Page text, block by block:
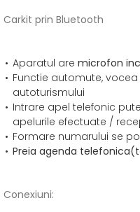
Carkit prin Bluetooth
Aparatul are microfon
Functie automute,
autoturismului
Intrare apel telefonic
apelurile efectuate /
Formare numarului se
Preia agenda
Conexiuni: